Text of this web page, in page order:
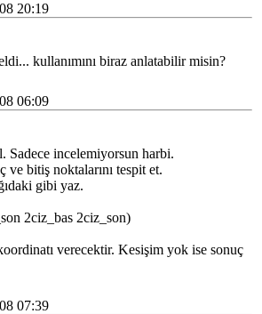
20:19
kullanımını biraz anlatabilir misin?
06:09
Sadece incelemiyorsun harbi.
ve bitiş noktalarını tespit et.
gibi yaz.
2ciz_bas 2ciz_son)
verecektir. Kesişim yok ise sonuç
07:39